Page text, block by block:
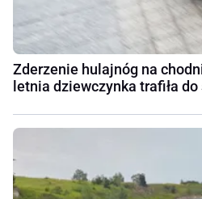
Zderzenie hulajnóg na
letnia dziewczynka trafiła